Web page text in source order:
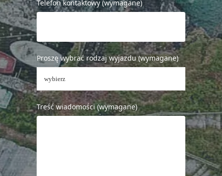
Telefon kontaktowy (wymagane)
Proszę wybrać rodzaj wyjazdu (wymagane)
Treść wiadomości (wymagane)